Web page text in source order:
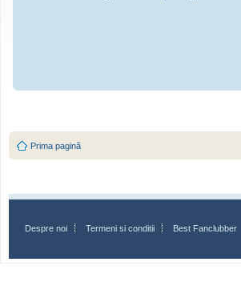
Prima pagină
Despre noi Termeni si conditii Best Fanclubber